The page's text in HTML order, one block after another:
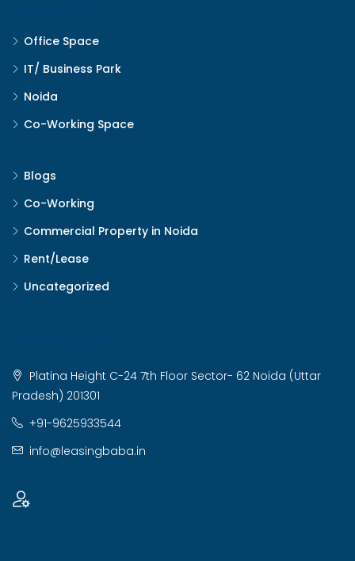
Office Space
IT/ Business Park
Noida
Co-Working Space
Blogs
Co-Working
Commercial Property in Noida
Rent/Lease
Uncategorized
Platina Height C-24 7th Floor Sector- 62 Noida (Uttar
Pradesh) 201301
+91-9625933544
info@leasingbaba.in